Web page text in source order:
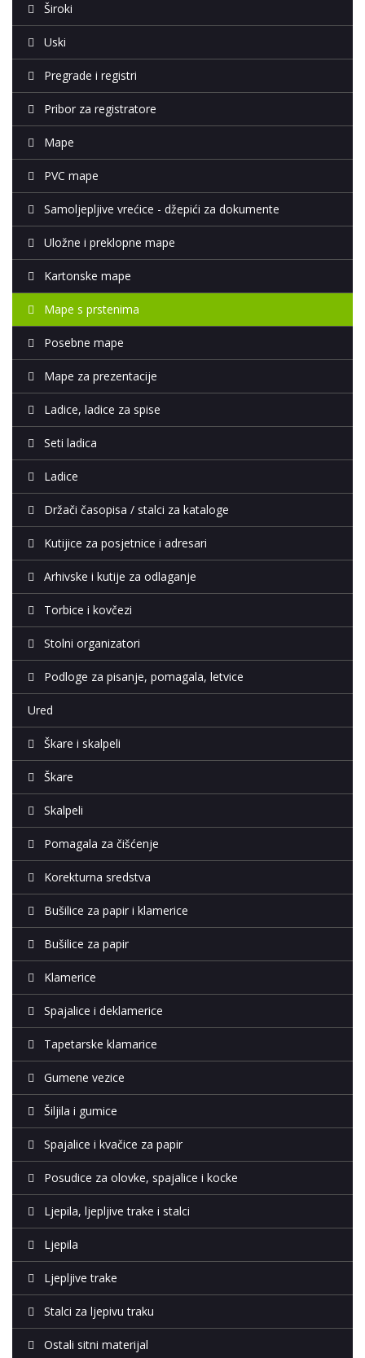
Široki
Uski
Pregrade i registri
Pribor za registratore
Mape
PVC mape
Samoljepljive vrećice - džepići za dokumente
Uložne i preklopne mape
Kartonske mape
Mape s prstenima
Posebne mape
Mape za prezentacije
Ladice, ladice za spise
Seti ladica
Ladice
Držači časopisa / stalci za kataloge
Kutijice za posjetnice i adresari
Arhivske i kutije za odlaganje
Torbice i kovčezi
Stolni organizatori
Podloge za pisanje, pomagala, letvice
Ured
Škare i skalpeli
Škare
Skalpeli
Pomagala za čišćenje
Korekturna sredstva
Bušilice za papir i klamerice
Bušilice za papir
Klamerice
Spajalice i deklamerice
Tapetarske klamarice
Gumene vezice
Šiljila i gumice
Spajalice i kvačice za papir
Posudice za olovke, spajalice i kocke
Ljepila, ljepljive trake i stalci
Ljepila
Ljepljive trake
Stalci za ljepivu traku
Ostali sitni materijal